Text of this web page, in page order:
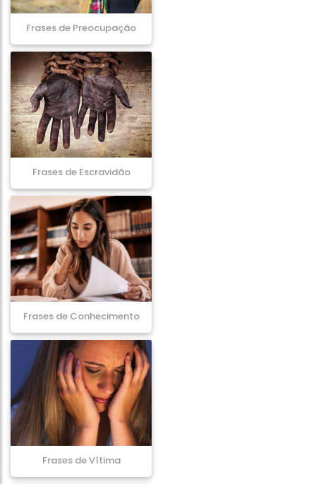
Frases de Preocupação
Frases de Escravidão
Frases de Conhecimento
Frases de Vítima